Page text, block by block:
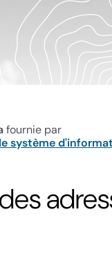
fournie par
système